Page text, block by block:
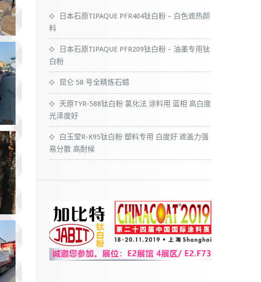
日本石原TIPAQUE PFR404钛白粉 – 白色遮热颜
料
日本石原TIPAQUE PFR209钛白粉 – 油墨专用钛
白粉
昆仑 58 号全精炼石蜡
天原TYR-588钛白粉 氯化法 涂料用 蓝相 高白度
光泽度好
白玉莹R-K95钛白粉 塑料专用 白度好 遮盖力强
易分散 高耐候